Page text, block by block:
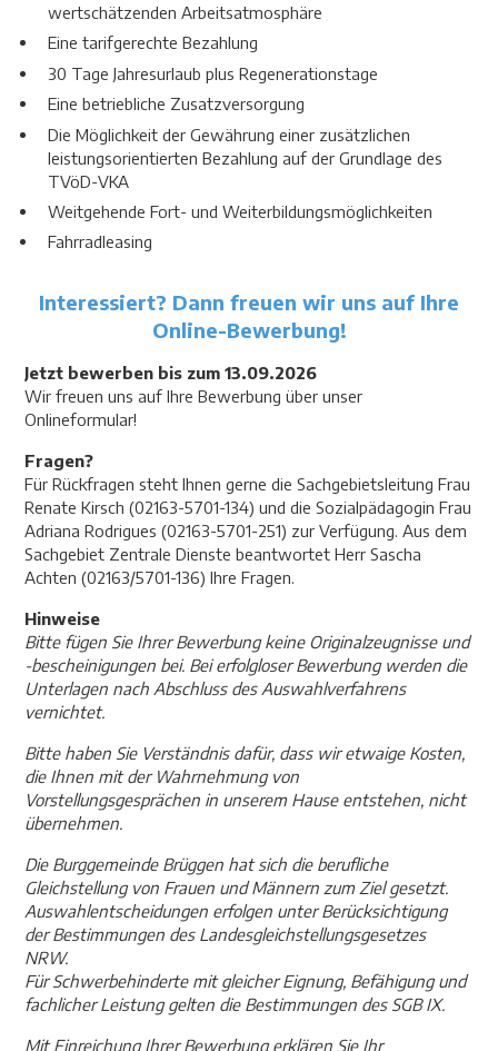
wertschätzenden Arbeitsatmosphäre
Eine tarifgerechte Bezahlung
30 Tage Jahresurlaub plus Regenerationstage
Eine betriebliche Zusatzversorgung
Die Möglichkeit der Gewährung einer zusätzlichen
leistungsorientierten Bezahlung auf der Grundlage des
TVöD-VKA
Weitgehende Fort- und Weiterbildungsmöglichkeiten
Fahrradleasing
Interessiert? Dann freuen wir uns auf Ihre
Online-Bewerbung!
Jetzt bewerben bis zum 13.09.2026
Wir freuen uns auf Ihre Bewerbung über unser
Onlineformular!
Fragen?
Für Rückfragen steht Ihnen gerne die Sachgebietsleitung Frau
Renate Kirsch (02163-5701-134) und die Sozialpädagogin Frau
Adriana Rodrigues (02163-5701-251) zur Verfügung. Aus dem
Sachgebiet Zentrale Dienste beantwortet Herr Sascha
Achten (02163/5701-136) Ihre Fragen.
Hinweise
Bitte fügen Sie Ihrer Bewerbung keine Originalzeugnisse und
-bescheinigungen bei. Bei erfolgloser Bewerbung werden die
Unterlagen nach Abschluss des Auswahlverfahrens
vernichtet.
Bitte haben Sie Verständnis dafür, dass wir etwaige Kosten,
die Ihnen mit der Wahrnehmung von
Vorstellungsgesprächen in unserem Hause entstehen, nicht
übernehmen.
Die Burggemeinde Brüggen hat sich die berufliche
Gleichstellung von Frauen und Männern zum Ziel gesetzt.
Auswahlentscheidungen erfolgen unter Berücksichtigung
der Bestimmungen des Landesgleichstellungsgesetzes
NRW.
Für Schwerbehinderte mit gleicher Eignung, Befähigung und
fachlicher Leistung gelten die Bestimmungen des SGB IX.
Mit Einreichung Ihrer Bewerbung erklären Sie Ihr